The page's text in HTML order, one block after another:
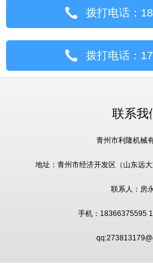
拨打电话：
拨打电话：
联系我
青州市利隆机械
地址：青州市经济开发区（山东远
联系人：房
手机：18366375595